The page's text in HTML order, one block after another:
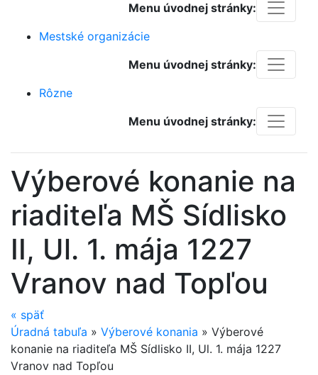
Menu úvodnej stránky:
Mestské organizácie
Menu úvodnej stránky:
Rôzne
Menu úvodnej stránky:
Výberové konanie na
riaditeľa MŠ Sídlisko
II, Ul. 1. mája 1227
Vranov nad Topľou
« späť
Úradná tabuľa » Výberové konania » Výberové
konanie na riaditeľa MŠ Sídlisko II, Ul. 1. mája 1227
Vranov nad Topľou